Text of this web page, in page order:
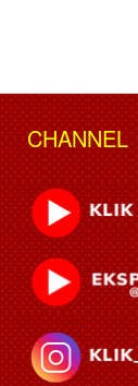
CHANNEL